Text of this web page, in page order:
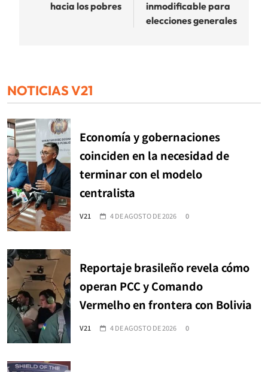
hacia los pobres
inmodificable para
elecciones generales
NOTICIAS V21
Economía y gobernaciones
coinciden en la necesidad de
terminar con el modelo
centralista
V21 4 DE AGOSTO DE 2026 0
Reportaje brasileño revela cómo
operan PCC y Comando
Vermelho en frontera con Bolivia
V21 4 DE AGOSTO DE 2026 0